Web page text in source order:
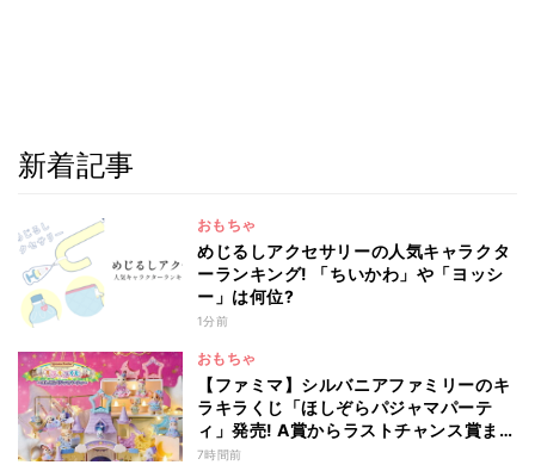
新着記事
おもちゃ
めじるしアクセサリーの人気キャラクタ
ーランキング! 「ちいかわ」や「ヨッシ
ー」は何位?
1分前
おもちゃ
【ファミマ】シルバニアファミリーのキ
ラキラくじ「ほしぞらパジャマパーテ
ィ」発売! A賞からラストチャンス賞まで
を一覧で紹介
7時間前